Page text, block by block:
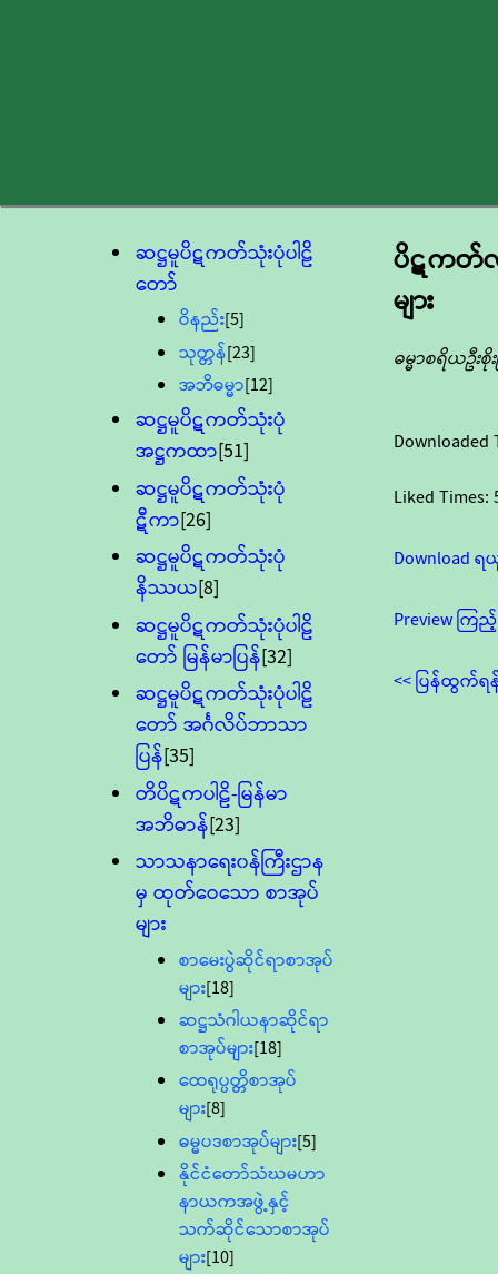
ဆဋ္ဌမူပိဋကတ်သုံးပုံပါဠိ
တော်
ဝိနည်း[5]
သုတ္တန်[23]
အဘိဓမ္မာ[12]
ဆဋ္ဌမူပိဋကတ်သုံးပုံ
အဋ္ဌကထာ[51]
ဆဋ္ဌမူပိဋကတ်သုံးပုံ
ဋီကာ[26]
ဆဋ္ဌမူပိဋကတ်သုံးပုံ
နိဿယ[8]
ဆဋ္ဌမူပိဋကတ်သုံးပုံပါဠိ
တော် မြန်မာပြန်[32]
ဆဋ္ဌမူပိဋကတ်သုံးပုံပါဠိ
တော် အင်္ဂလိပ်ဘာသာ
ပြန်[35]
တိပိဋကပါဠိ-မြန်မာ
အဘိဓာန်[23]
သာသနာရေး၀န်ကြီးဌာန
မှ ထုတ်ဝေသော စာအုပ်
များ
စာမေးပွဲဆိုင်ရာစာအုပ်
များ[18]
ဆဋ္ဌသံဂါယနာဆိုင်ရာ
စာအုပ်များ[18]
ထေရုပ္ပတ္တိစာအုပ်
များ[8]
ဓမ္မပဒစာအုပ်များ[5]
နိုင်ငံတော်သံဃမဟာ
နာယကအဖွဲ့နှင့်
သက်ဆိုင်သောစာအုပ်
များ[10]
ပိဋကတ်လ
များ
ဓမ္မာစရိယဦးစို
Downloaded
Liked Times:
Download
Preview ကြ
<< ပြန်ထွက်ရ